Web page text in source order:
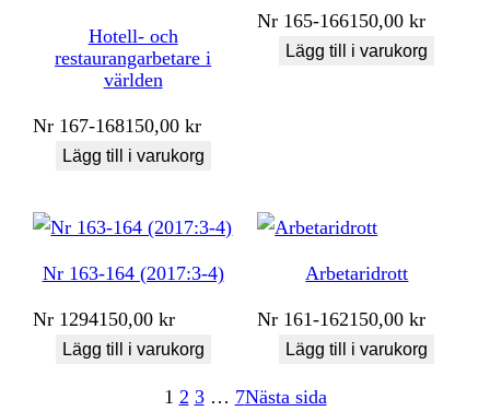
Hotell- och
restaurangarbetare i
världen
Nr 167-168150,00kr
Lägg till i varukorg
Nr 165-166150,00kr
Lägg till i varukorg
Nr 163-164 (2017:3-4)
Nr 1294150,00kr
Lägg till i varukorg
Arbetaridrott
Nr 161-162150,00kr
Lägg till i varukorg
1 2 3 … 7Nästa sida